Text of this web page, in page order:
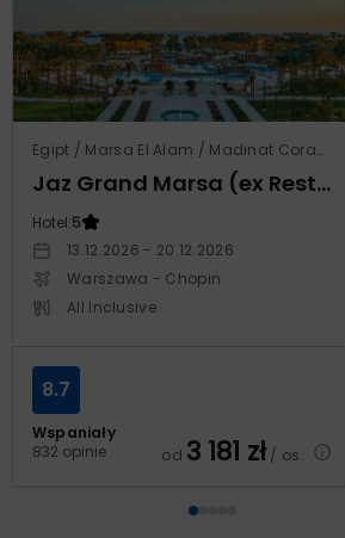
Egipt / Marsa El Alam / Madinat Coraya
Jaz Grand Marsa (ex Resta Grand Resort)
Hotel:5
13.12.2026 - 20.12.2026
Warszawa - Chopin
All Inclusive
Wspaniały
832 opinie
8.7
od 3 181 zł/ os.